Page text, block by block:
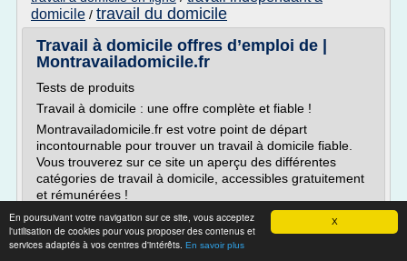
X
En poursuivant votre navigation sur ce site, vous acceptez
l'utilisation de cookies pour vous proposer des contenus et
services adaptés à vos centres d'intérêts. En savoir plus
domicile / travail du domicile
Travail à domicile offres d’emploi de |
Montravailadomicile.fr
Tests de produits
Travail à domicile : une offre complète et fiable !
Montravailadomicile.fr est votre point de départ
incontournable pour trouver un travail à domicile fiable.
Vous trouverez sur ce site un aperçu des différentes
catégories de travail à domicile, accessibles gratuitement
et rémunérées !
Montravailadomicile.fr ne peut bien entendu pas se porter
garant pour toutes les...